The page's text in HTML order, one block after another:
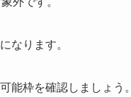
なります。
能枠を確認しましょう。